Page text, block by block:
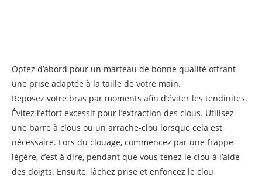
Optez d’abord pour un marteau de bonne qualité offrant
une prise adaptée à la taille de votre main.
Reposez votre bras par moments afin d’éviter les tendinites.
Évitez l’effort excessif pour l’extraction des clous. Utilisez
une barre à clous ou un arrache-clou lorsque cela est
nécessaire. Lors du clouage, commencez par une frappe
légère, c’est à dire, pendant que vous tenez le clou à l’aide
des doigts. Ensuite, lâchez prise et enfoncez le clou